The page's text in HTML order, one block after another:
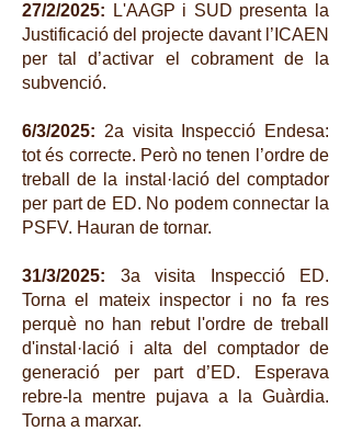
27/2/2025: L'AAGP i SUD presenta la
Justificació del projecte davant l’ICAEN
per tal d’activar el cobrament de la
subvenció.
6/3/2025: 2a visita Inspecció Endesa:
tot és correcte. Però no tenen l’ordre de
treball de la instal·lació del comptador
per part de ED. No podem connectar la
PSFV. Hauran de tornar.
31/3/2025: 3a visita Inspecció ED.
Torna el mateix inspector i no fa res
perquè no han rebut l'ordre de treball
d'instal·lació i alta del comptador de
generació per part d’ED. Esperava
rebre-la mentre pujava a la Guàrdia.
Torna a marxar.